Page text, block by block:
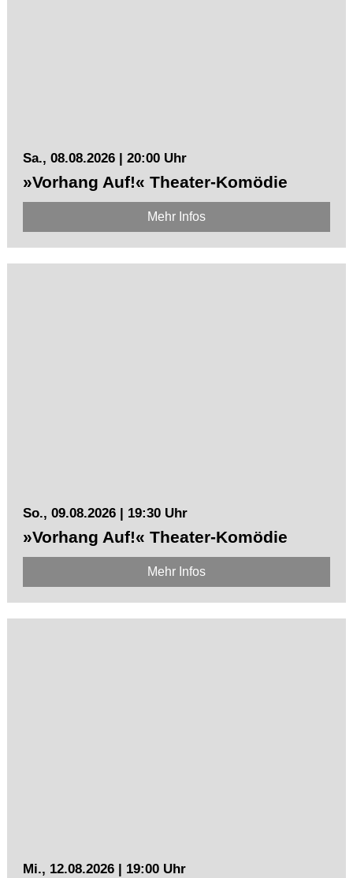
Sa., 08.08.2026 | 20:00 Uhr
»Vorhang Auf!« Theater-Komödie
Mehr Infos
So., 09.08.2026 | 19:30 Uhr
»Vorhang Auf!« Theater-Komödie
Mehr Infos
Mi., 12.08.2026 | 19:00 Uhr